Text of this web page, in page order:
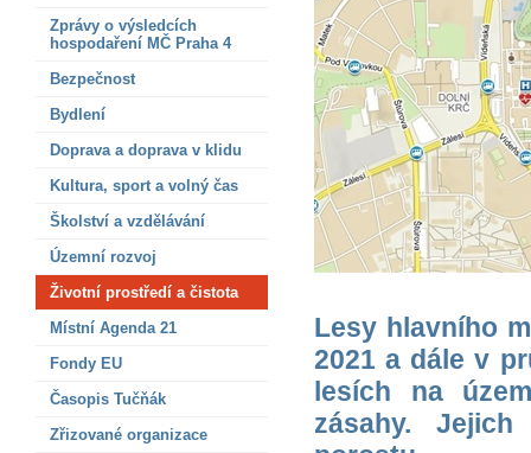
Zprávy o výsledcích
hospodaření MČ Praha 4
Bezpečnost
Bydlení
Doprava a doprava v klidu
Kultura, sport a volný čas
Školství a vzdělávání
Územní rozvoj
Životní prostředí a čistota
Místní Agenda 21
Fondy EU
Časopis Tučňák
Zřizované organizace
Lesy hlavního
2021 a dále v
lesích na
zásahy.